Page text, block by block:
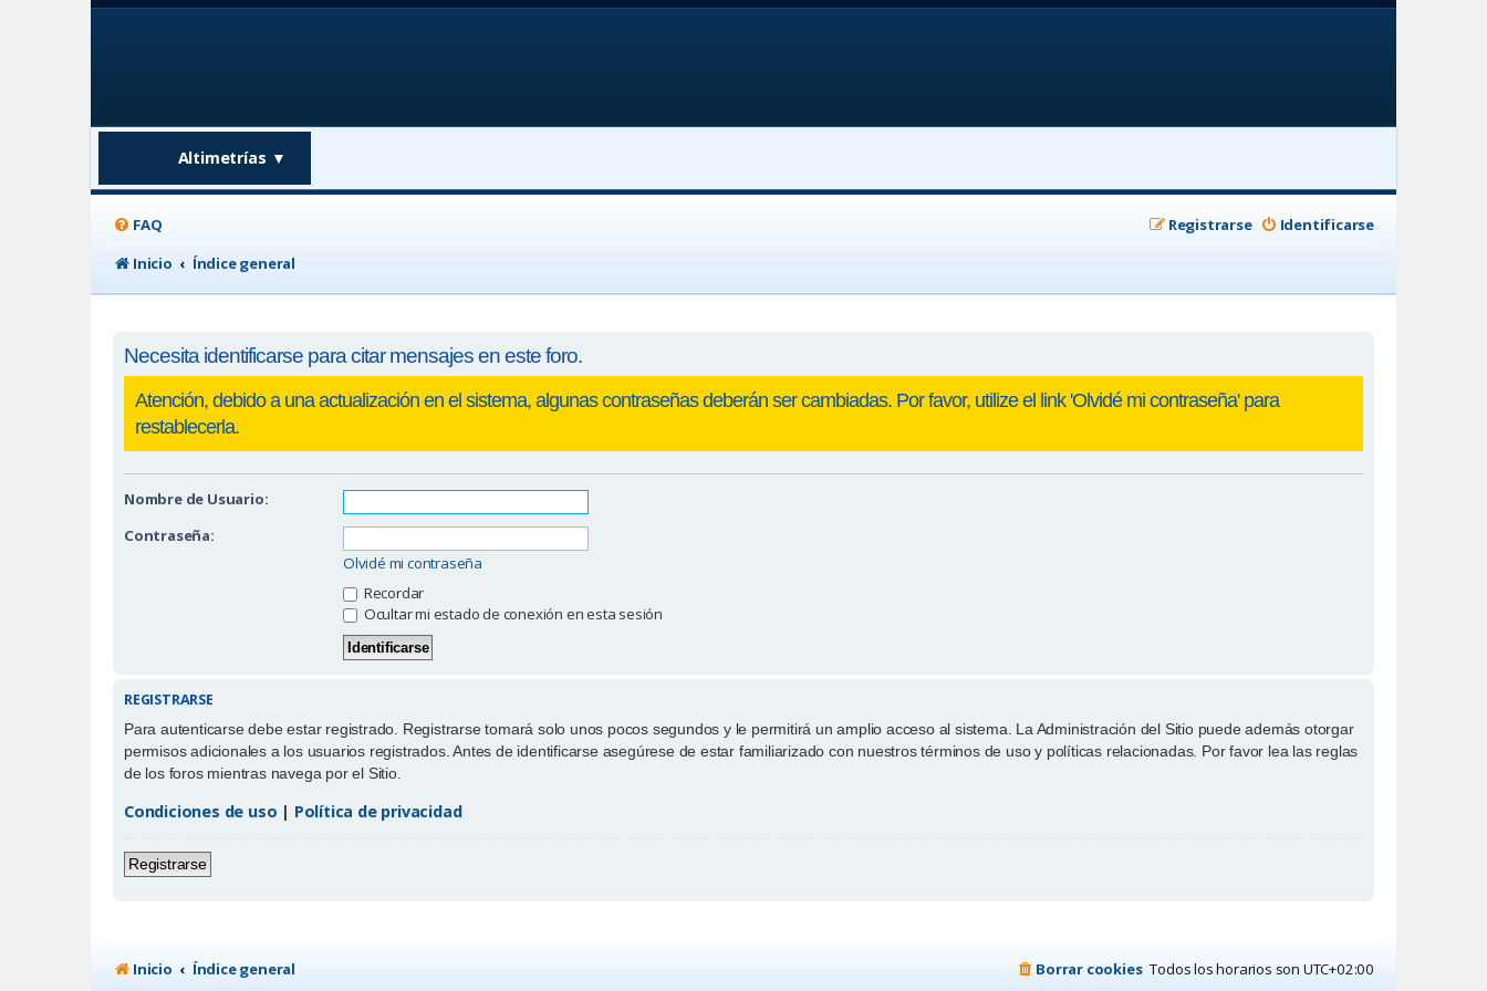
Altimetrías ▼
FAQ Identificarse
Registrarse
Inicio
Índice general
Necesita identificarse para citar mensajes en este foro.
Nombre de Usuario:
Contraseña:
Olvidé mi contraseña
Recordar
Ocultar mi estado de conexión en esta sesión
REGISTRARSE
Para autenticarse debe estar registrado. Registrarse tomará solo unos pocos segundos y le permitirá un amplio acceso al sistema. La Administración del Sitio puede además otorgar
permisos adicionales a los usuarios registrados. Antes de identificarse asegúrese de estar familiarizado con nuestros términos de uso y políticas relacionadas. Por favor lea las reglas
de los foros mientras navega por el Sitio.
Condiciones de uso | Política de privacidad
Registrarse
Inicio Índice general Todos los horarios son UTC+02:00
Borrar cookies